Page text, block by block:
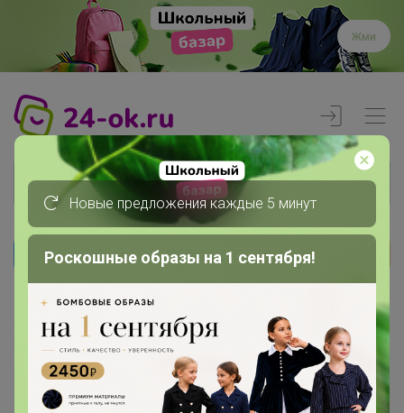
Жми
Главная
Члены клуба
HelenBHK640
Новые предложения каждые 5 минут
Роскошные образы на 1 сентября!